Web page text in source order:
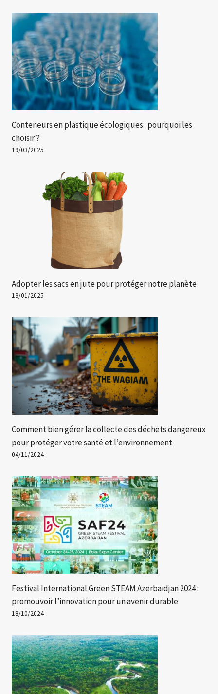
Conteneurs en plastique écologiques : pourquoi les
choisir ?
19/03/2025
Adopter les sacs en jute pour protéger notre planète
13/01/2025
Comment bien gérer la collecte des déchets dangereux
pour protéger votre santé et l’environnement
04/11/2024
Festival International Green STEAM Azerbaïdjan 2024 :
promouvoir l’innovation pour un avenir durable
18/10/2024